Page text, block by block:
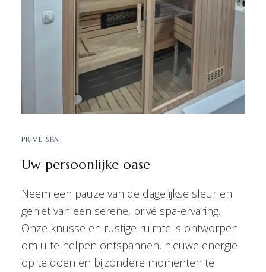
PRIVÉ SPA
Uw persoonlijke oase
Neem een pauze van de dagelijkse sleur en
geniet van een serene, privé spa-ervaring.
Onze knusse en rustige ruimte is ontworpen
om u te helpen ontspannen, nieuwe energie
op te doen en bijzondere momenten te